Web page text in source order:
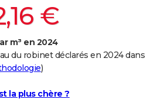
€
m³ en 2024
du robinet déclarés en 2024 dans
)
la plus chère ?